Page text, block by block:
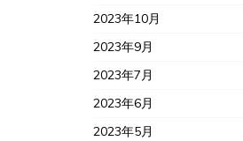
2023年10月
2023年9月
2023年7月
2023年6月
2023年5月